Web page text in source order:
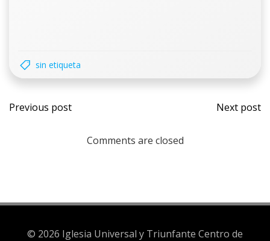
sin etiqueta
Previous post Next post
Comments are closed
© 2026 Iglesia Universal y Triunfante Centro de